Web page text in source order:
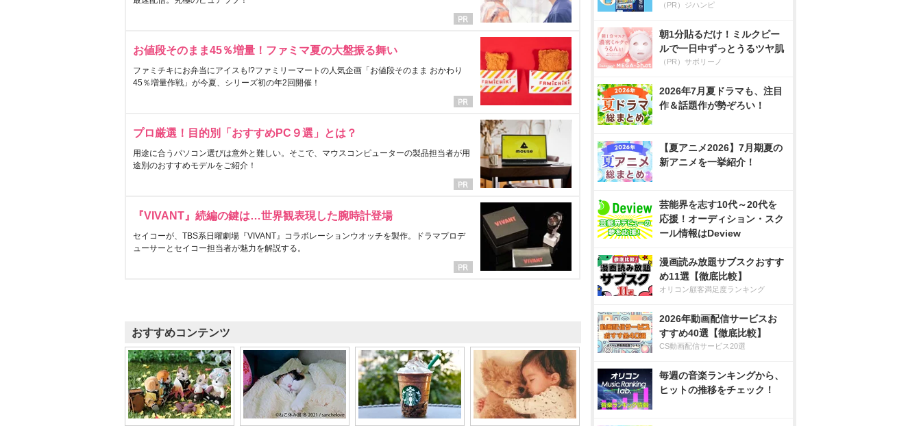
お値段そのまま45％増量！ファミマ夏の大盤振る舞い
ファミチキにお弁当にアイスも!?ファミリーマートの人気企画「お値段そのまま おかわり
45％増量作戦」が今夏、シリーズ初の年2回開催！
プロ厳選！目的別「おすすめPC９選」とは？
用途に合うパソコン選びは意外と難しい。そこで、マウスコンピューターの製品担当者が用
途別のおすすめモデルをご紹介！
『VIVANT』続編の鍵は…世界観表現した腕時計登場
セイコーが、TBS系日曜劇場『VIVANT』コラボレーションウオッチを製作。ドラマプロデ
ューサーとセイコー担当者が魅力を解説する。
おすすめコンテンツ
（PR）ジハンピ
朝1分貼るだけ！ミルクピー
ルで一日中ずっとうるツヤ肌
（PR）サボリーノ
2026年7月夏ドラマも、注目
作＆話題作が勢ぞろい！
【夏アニメ2026】7月期夏の
新アニメを一挙紹介！
芸能界を志す10代～20代を
応援！オーディション・スク
ール情報はDeview
漫画読み放題サブスクおすす
め11選【徹底比較】
オリコン顧客満足度ランキング
2026年動画配信サービスお
すすめ40選【徹底比較】
CS動画配信サービス20選
毎週の音楽ランキングから、
ヒットの推移をチェック！